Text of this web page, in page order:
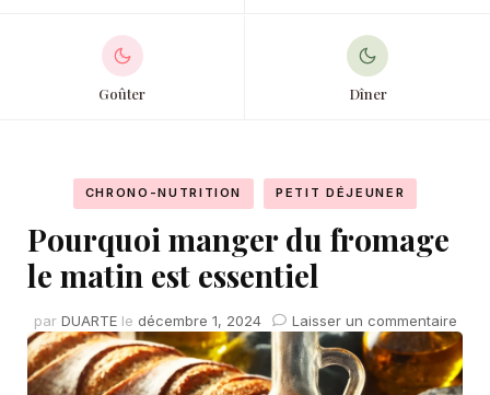
Goûter Dîner
CHRONO-NUTRITION PETIT DÉJEUNER
Pourquoi manger du fromage
le matin est essentiel
par DUARTE le décembre 1, 2024 Laisser un commentairesur
du